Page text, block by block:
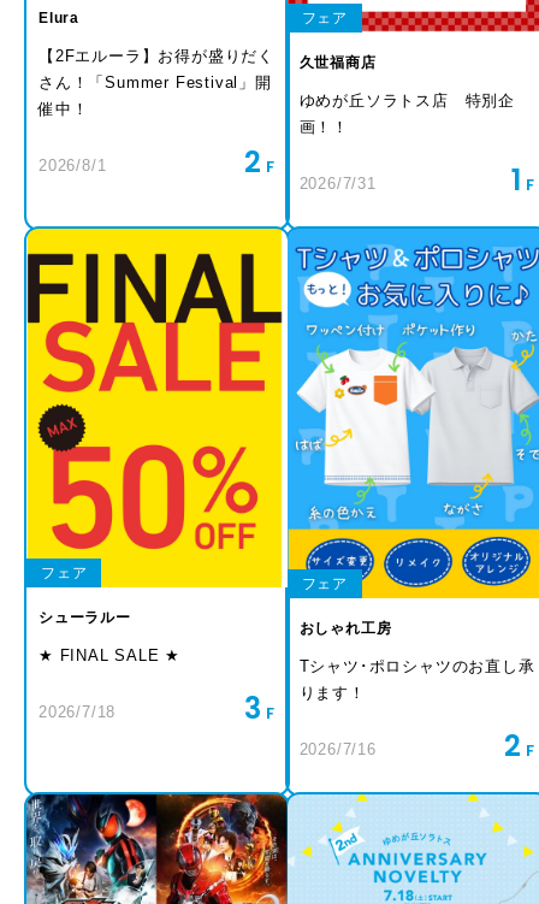
Elura
【2Fエルーラ】お得が盛りだく
さん！「Summer Festival」開
催中！
2026/8/1 2
フェア
久世福商店
ゆめが丘ソラトス店 特別企
画！！
2026/7/31 1
フェア
シューラルー
★ FINAL SALE ★
2026/7/18 3
フェア
おしゃれ工房
Tシャツ･ポロシャツのお直し承
ります！
2026/7/16 2